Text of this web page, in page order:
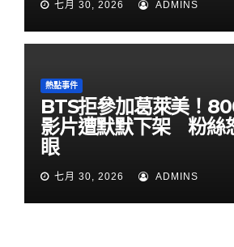
七月 30, 2026 ADMINS
熱點事件
BTS拒參加葛萊美！
影片遭默默下架 粉絲
眼
七月 30, 2026 ADMINS